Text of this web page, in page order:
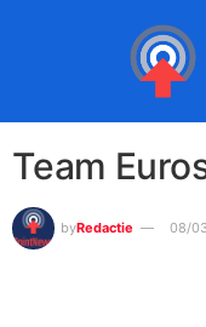
Team
byRedactie 08/